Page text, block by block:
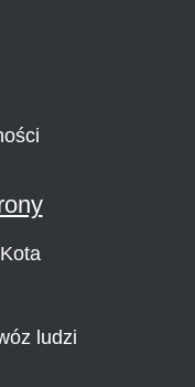
ludzi